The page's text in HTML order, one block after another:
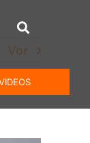
Vor